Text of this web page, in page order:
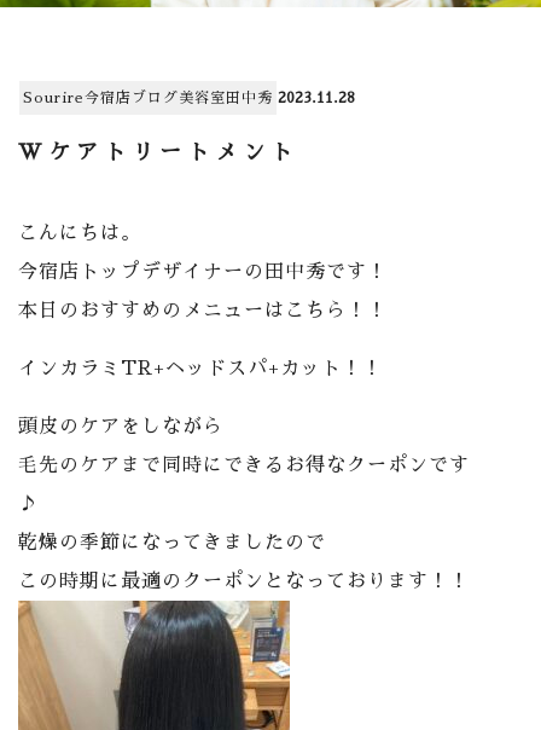
Sourire今宿店 ブログ美容室 田中秀 2023.11.28
Wケアトリートメント
こんにちは。
今宿店トップデザイナーの田中秀です！
本日のおすすめのメニューはこちら！！
インカラミTR+ヘッドスパ+カット！！
頭皮のケアをしながら
毛先のケアまで同時にできるお得なクーポンです
♪
乾燥の季節になってきましたので
この時期に最適のクーポンとなっております！！